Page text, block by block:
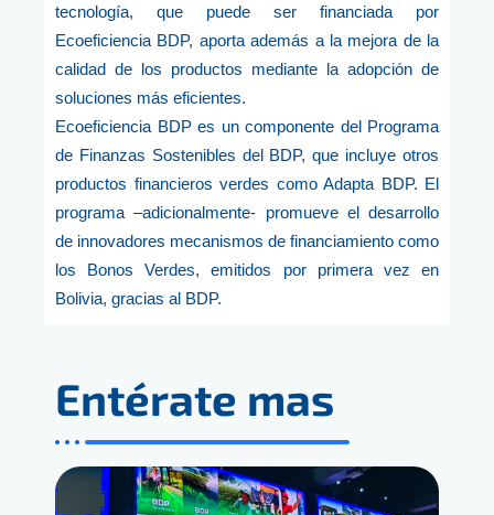
tecnología, que puede ser financiada por
Ecoeficiencia BDP, aporta además a la mejora de la
calidad de los productos mediante la adopción de
soluciones más eficientes.
Ecoeficiencia BDP es un componente del Programa
de Finanzas Sostenibles del BDP, que incluye otros
productos financieros verdes como Adapta BDP. El
programa –adicionalmente- promueve el desarrollo
de innovadores mecanismos de financiamiento como
los Bonos Verdes, emitidos por primera vez en
Bolivia, gracias al BDP.
Entérate mas